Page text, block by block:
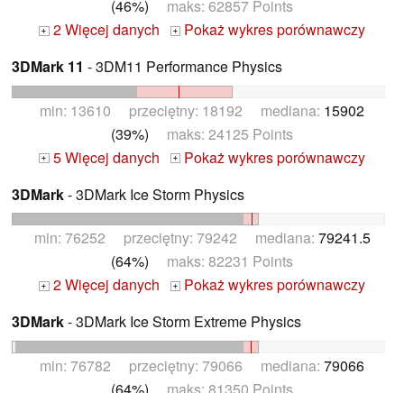
(46%) maks: 62857 Points
+ 2 Więcej danych +
Pokaż wykres porównawczy
3DMark 11 - 3DM11 Performance Physics
min: 13610 przeciętny: 18192 mediana: 15902
(39%) maks: 24125 Points
+ 5 Więcej danych +
Pokaż wykres porównawczy
3DMark- 3DMark Ice Storm Physics
min: 76252 przeciętny: 79242 mediana: 79241.5
(64%) maks: 82231 Points
+ 2 Więcej danych +
Pokaż wykres porównawczy
3DMark- 3DMark Ice Storm Extreme Physics
min: 76782 przeciętny: 79066 mediana: 79066